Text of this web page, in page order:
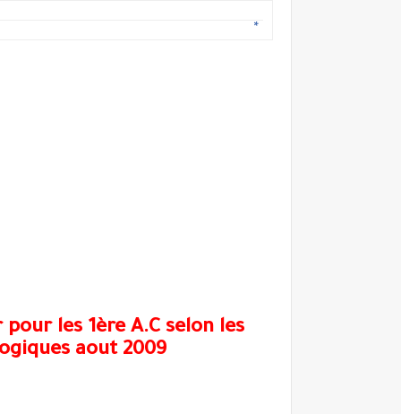
les 1ère A.C selon les
aout 2009